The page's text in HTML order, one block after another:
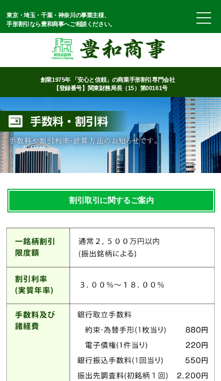
東京・埼玉・千葉・神奈川の事業主様、
手形割引なら豊和商事へご相談ください。
創業1975年 「安心と信頼」の商業手形割引専門会社
【登録番号】関東財務局長（15）第00161号
割引取引に関するご案内